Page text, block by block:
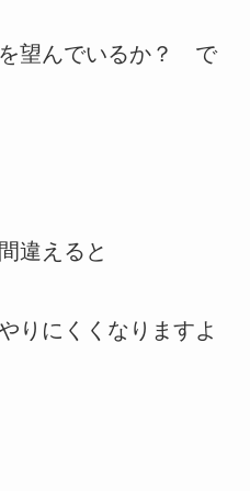
望んでいるか？ で
違えると
りにくくなりますよ